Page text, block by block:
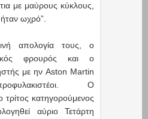
με μαύρους κύκλους,
ωχρό”.
απολογία τους, ο
φρουρός και ο
με ην Aston Martin
Ο
τρίτος κατηγορούμενος
αύριο Τετάρτη